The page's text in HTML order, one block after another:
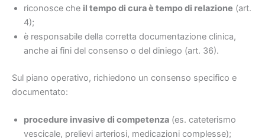
riconosce che il tempo di cura è tempo di relazione (art.
4);
è responsabile della corretta documentazione clinica,
anche ai fini del consenso o del diniego (art. 36).
Sul piano operativo, richiedono un consenso specifico e
documentato:
procedure invasive di competenza (es. cateterismo
vescicale, prelievi arteriosi, medicazioni complesse);